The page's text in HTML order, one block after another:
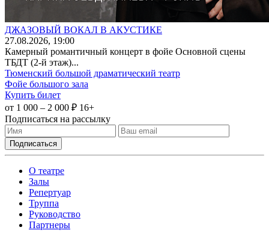
ДЖАЗОВЫЙ ВОКАЛ В АКУСТИКЕ
27.08.2026, 19:00
Камерный романтичный концерт в фойе Основной сцены
ТБДТ (2-й этаж)...
Тюменский большой драматический театр
Фойе большого зала
Купить билет
от 1 000 – 2 000 ₽ 16+
Подписаться на рассылку
О театре
Залы
Репертуар
Труппа
Руководство
Партнеры